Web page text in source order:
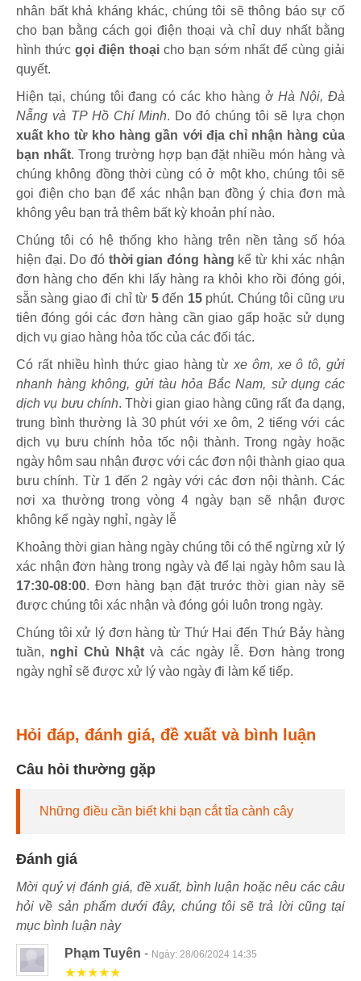
nhân bất khả kháng khác, chúng tôi sẽ thông báo sự cố
cho bạn bằng cách gọi điện thoại và chỉ duy nhất bằng
hình thức gọi điện thoại cho bạn sớm nhất để cùng giải
quyết.
Hiện tại, chúng tôi đang có các kho hàng ởHà Nội, Đà
Nẵng và TP Hồ Chí Minh. Do đó chúng tôi sẽ lựa chọn
xuất kho từ kho hàng gần với địa chỉ nhận hàng của
bạn nhất. Trong trường hợp bạn đặt nhiều món hàng và
chúng không đồng thời cùng có ở một kho, chúng tôi sẽ
gọi điện cho bạn để xác nhận bạn đồng ý chia đơn mà
không yêu bạn trả thêm bất kỳ khoản phí nào.
Chúng tôi có hệ thống kho hàng trên nền tảng số hóa
hiện đại. Do đó thời gian đóng hàng kể từ khi xác nhận
đơn hàng cho đến khi lấy hàng ra khỏi kho rồi đóng gói,
sẵn sàng giao đi chỉ từ 5đến 15 phút. Chúng tôi cũng ưu
tiên đóng gói các đơn hàng cần giao gấp hoặc sử dụng
dịch vụ giao hàng hỏa tốc của các đối tác.
Có rất nhiều hình thức giao hàng từxe ôm, xe ô tô, gửi
nhanh hàng không, gửi tàu hỏa Bắc Nam, sử dụng các
dịch vụ bưu chính. Thời gian giao hàng cũng rất đa dạng,
trung bình thường là 30 phút với xe ôm, 2 tiếng với các
dịch vụ bưu chính hỏa tốc nội thành. Trong ngày hoặc
ngày hôm sau nhận được với các đơn nội thành giao qua
bưu chính. Từ 1 đến 2 ngày với các đơn nội thành. Các
nơi xa thường trong vòng 4 ngày bạn sẽ nhận được
không kể ngày nghỉ, ngày lễ
Khoảng thời gian hàng ngày chúng tôi có thể ngừng xử lý
xác nhận đơn hàng trong ngày và để lại ngày hôm sau là
17:30-08:00. Đơn hàng bạn đặt trước thời gian này sẽ
được chúng tôi xác nhận và đóng gói luôn trong ngày.
Chúng tôi xử lý đơn hàng từ Thứ Hai đến Thứ Bảy hàng
tuần, nghỉ Chủ Nhậtvà các ngày lễ. Đơn hàng trong
ngày nghỉ sẽ được xử lý vào ngày đi làm kế tiếp.
Hỏi đáp, đánh giá, đề xuất và bình luận
Câu hỏi thường gặp
Những điều cần biết khi bạn cắt tỉa cành cây
Đánh giá
Mời quý vị đánh giá, đề xuất, bình luận hoặc nêu các câu
hỏi về sản phẩm dưới đây, chúng tôi sẽ trả lời cũng tại
mục bình luận này
Phạm Tuyên - Ngày: 28/06/2024 14:35
★★★★★